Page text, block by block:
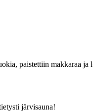
paistettiin makkaraa ja
järvisauna!